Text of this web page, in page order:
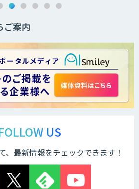
Plus for Sales
ータ分析/AI開発/コンサルティング
STORM Platform
案内
US
、最新情報をチェックできます！